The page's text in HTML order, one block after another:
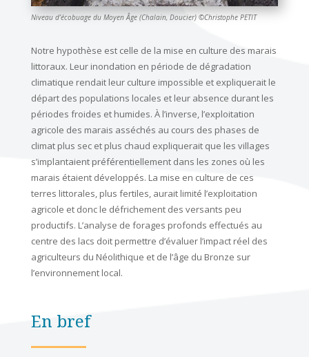
Niveau d’écobuage du Moyen Âge (Chalain, Doucier) ©Christophe PETIT
Notre hypothèse est celle de la mise en culture des marais
littoraux. Leur inondation en période de dégradation
climatique rendait leur culture impossible et expliquerait le
départ des populations locales et leur absence durant les
périodes froides et humides. À l’inverse, l’exploitation
agricole des marais asséchés au cours des phases de
climat plus sec et plus chaud expliquerait que les villages
s’implantaient préférentiellement dans les zones où les
marais étaient développés. La mise en culture de ces
terres littorales, plus fertiles, aurait limité l’exploitation
agricole et donc le défrichement des versants peu
productifs. L’analyse de forages profonds effectués au
centre des lacs doit permettre d’évaluer l’impact réel des
agriculteurs du Néolithique et de l’âge du Bronze sur
l’environnement local.
En bref